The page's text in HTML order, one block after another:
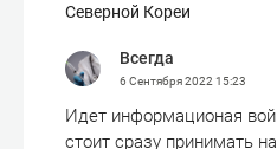
Северной Кореи
Всегда
6 Сентября 2022 15:23
Идет информационая
стоит сразу принимать